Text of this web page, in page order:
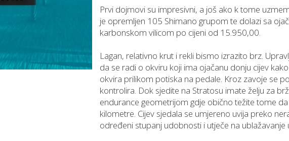
Prvi dojmovi su impresivni, a još ako k tome
je opremljen 105 Shimano grupom te dolazi sa
karbonskom vilicom po cijeni od 15.950,00.
Lagan, relativno krut i rekli bismo izrazito brz.
da se radi o okviru koji ima ojačanu donju cijev
okvira prilikom potiska na pedale. Kroz zavoje se
kontrolira. Dok sjedite na Stratosu imate želju za
endurance geometrijom gdje obično težite tome
kilometre. Cijev sjedala se umjereno uvija preko
određeni stupanj udobnosti i utječe na ublažavanje